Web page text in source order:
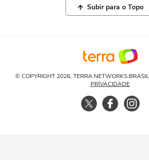
Subir para o Topo
© COPYRIGHT 2026, TERRA NETWORKS
PRIVACIDADE